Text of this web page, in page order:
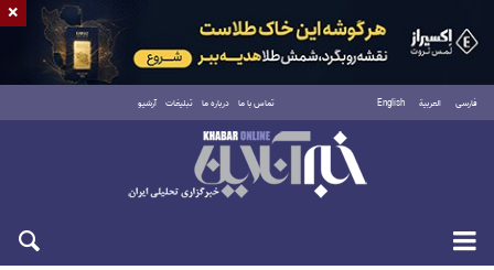
فارسی العربية English تماس با ما درباره ما تبلیغات آرشیو
شنبه ۱۷ مرداد ۱۴۰۵
×